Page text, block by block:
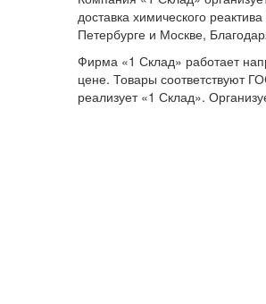
доставка химического
Петербурге и Москве,
Фирма «1 Склад» работает
цене. Товары соответствуют
реализует «1 Склад».